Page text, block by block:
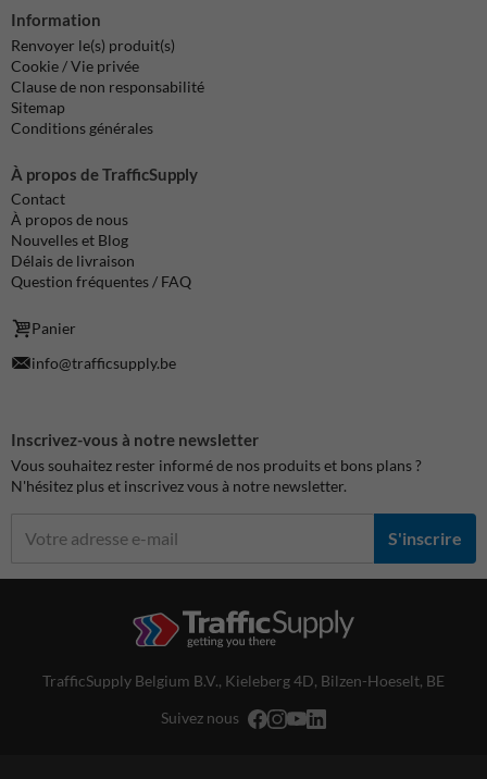
Information
Renvoyer le(s) produit(s)
Cookie / Vie privée
Clause de non responsabilité
Sitemap
Conditions générales
À propos de TrafficSupply
Contact
À propos de nous
Nouvelles et Blog
Délais de livraison
Question fréquentes / FAQ
Panier
info@trafficsupply.be
Inscrivez-vous à notre newsletter
Vous souhaitez rester informé de nos produits et bons plans ?
N'hésitez plus et inscrivez vous à notre newsletter.
S'inscrire
TrafficSupply Belgium B.V., Kieleberg 4D, Bilzen-Hoeselt, BE
Suivez nous